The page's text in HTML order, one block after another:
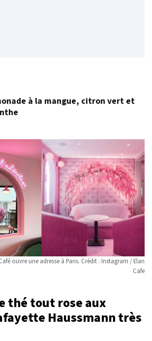
à la mangue, citron vert et
ouvre une adresse à Paris. Crédit : Instagram / Elan
Cafe
thé tout rose aux
Haussmann très